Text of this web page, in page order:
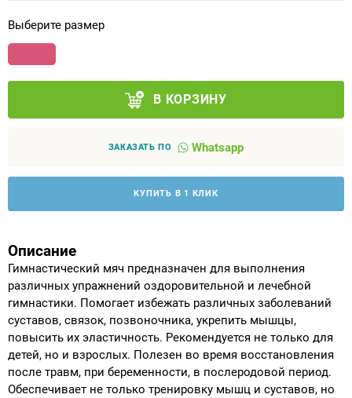
Выберите размер
В КОРЗИНУ
ЗАКАЗАТЬ ПО Whatsapp
КУПИТЬ В 1 КЛИК
Описание
Гимнастический мяч предназначен для выполнения
различных упражнений оздоровительной и лечебной
гимнастики. Помогает избежать различных заболеваний
суставов, связок, позвоночника, укрепить мышцы,
повысить их эластичность. Рекомендуется не только для
детей, но и взрослых. Полезен во время восстановления
после травм, при беременности, в послеродовой период.
Обеспечивает не только тренировку мышц и суставов, но
Аппараты на суставы
Санитарные приспособления для
инвалидов
Индивидуальное изготовление